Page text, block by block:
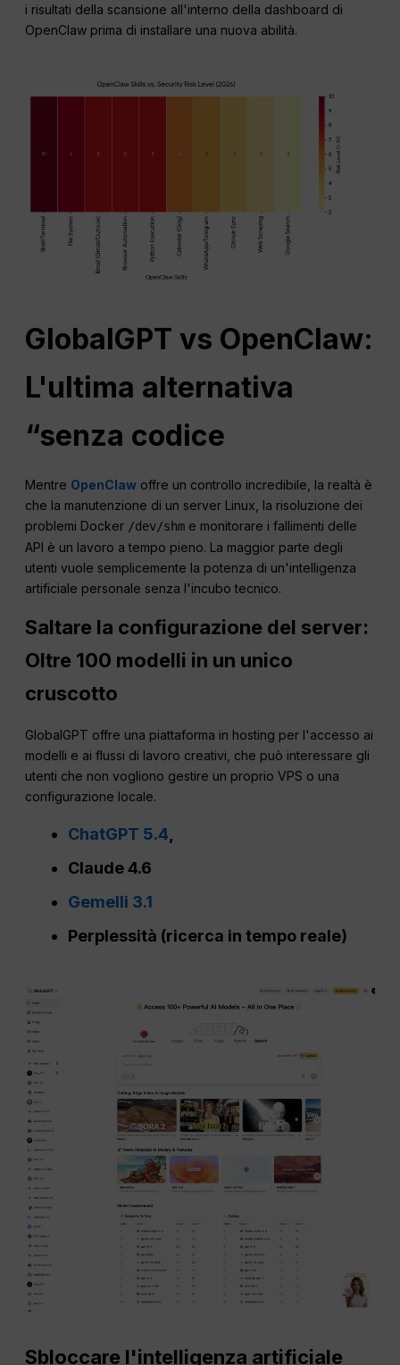
i risultati della scansione all'interno della dashboard di
OpenClaw prima di installare una nuova abilità.
GlobalGPT vs OpenClaw:
L'ultima alternativa
“senza codice
Mentre OpenClaw offre un controllo incredibile, la realtà è
che la manutenzione di un server Linux, la risoluzione dei
problemi Docker /dev/shm e monitorare i fallimenti delle
API è un lavoro a tempo pieno. La maggior parte degli
utenti vuole semplicemente la potenza di un'intelligenza
artificiale personale senza l'incubo tecnico.
Saltare la configurazione del server:
Oltre 100 modelli in un unico
cruscotto
GlobalGPT offre una piattaforma in hosting per l'accesso ai
modelli e ai flussi di lavoro creativi, che può interessare gli
utenti che non vogliono gestire un proprio VPS o una
configurazione locale.
ChatGPT 5.4
Claude 4.6
Gemelli 3.1
Perplessità (ricerca in tempo reale)
Sbloccare l'intelligenza artificiale